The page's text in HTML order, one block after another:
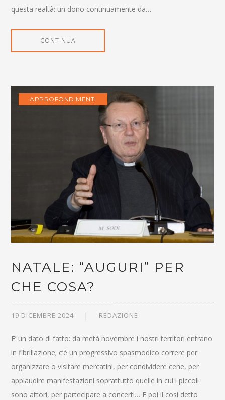
questa realtà: un dono continuamente da…
CONTINUA
APPROFONDIMENTI
NATALE: “AUGURI” PER
CHE COSA?
19 DICEMBRE 2024 REDAZIONE
E’ un dato di fatto: da metà novembre i nostri territori entrano
in fibrillazione; c’è un progressivo spasmodico correre per
organizzare o visitare mercatini, per condividere cene, per
applaudire manifestazioni soprattutto quelle in cui i piccoli
sono attori, per partecipare a concerti… E poi il così detto